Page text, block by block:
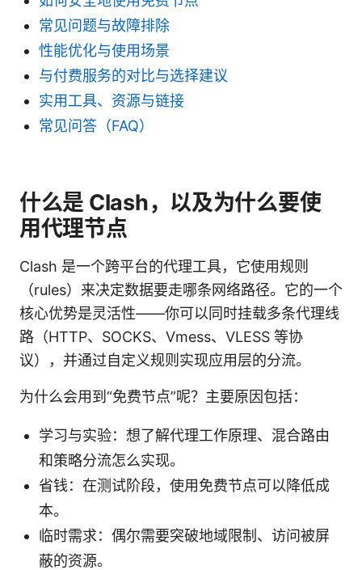
常见问题与故障排除
性能优化与使用场景
与付费服务的对比与选择建议
实用工具、资源与链接
常见问答（FAQ）
什么是 Clash，以及为什么要使
用代理节点
Clash 是一个跨平台的代理工具，它使用规则
（rules）来决定数据要走哪条网络路径。它的一个
核心优势是灵活性——你可以同时挂载多条代理线
路（HTTP、SOCKS、Vmess、VLESS 等协
议），并通过自定义规则实现应用层的分流。
为什么会用到“免费节点”呢？主要原因包括：
学习与实验：想了解代理工作原理、混合路由
和策略分流怎么实现。
省钱：在测试阶段，使用免费节点可以降低成
本。
临时需求：偶尔需要突破地域限制、访问被屏
蔽的资源。